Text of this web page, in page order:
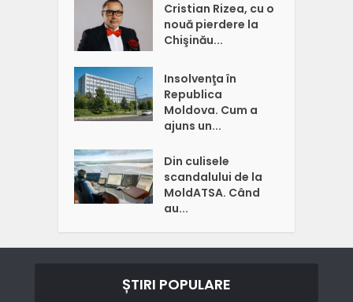
Cristian Rizea, cu o
nouă pierdere la
Chişinău...
Insolvenţa în
Republica
Moldova. Cum a
ajuns un...
Din culisele
scandalului de la
MoldATSA. Când
au...
ȘTIRI POPULARE